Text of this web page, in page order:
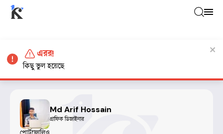
Md Arif Hossain
গ্রাফিক ডিজাইনার
এরর!
কিছু ভুল হয়েছে